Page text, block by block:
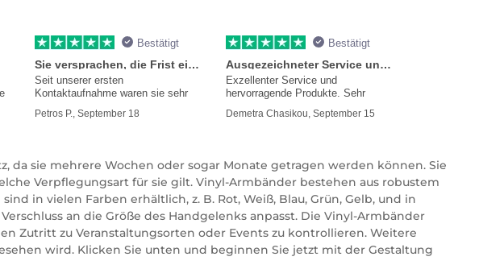
Bestätigt
Sie versprachen, die Frist einzuhalten
Seit unserer ersten
Kontaktaufnahme waren sie sehr
Petros P., September 18
Bestätigt
Ausgezeichneter Service und Produkte
Exzellenter Service und
hervorragende Produkte. Sehr
Demetra Chasikou, September 15
sie mehrere Wochen oder sogar Monate getragen werden können. Sie
Verpflegungsart für sie gilt. Vinyl-Armbänder bestehen aus robustem
in vielen Farben erhältlich, z. B. Rot, Weiß, Blau, Grün, Gelb, und in
an die Größe des Handgelenks anpasst. Die Vinyl-Armbänder
Zutritt zu Veranstaltungsorten oder Events zu kontrollieren. Weitere
wird. Klicken Sie unten und beginnen Sie jetzt mit der Gestaltung